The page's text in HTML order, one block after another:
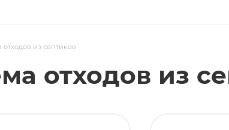
из септиков
отходов из